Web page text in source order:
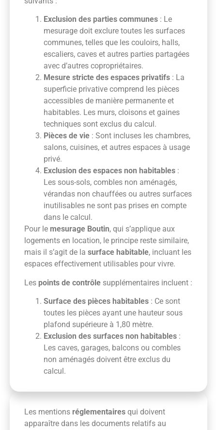
Exclusion des parties communes : Le
mesurage doit exclure toutes les surfaces
communes, telles que les couloirs, halls,
escaliers, caves et autres parties partagées
avec d’autres copropriétaires.
Mesure stricte des espaces privatifs : La
superficie privative comprend les pièces
accessibles de manière permanente et
habitables. Les murs, cloisons et gaines
techniques sont exclus du calcul.
Pièces de vie : Sont incluses les chambres,
salons, cuisines, et autres espaces à usage
privé.
Exclusion des espaces non habitables :
Les sous-sols, combles non aménagés,
vérandas non chauffées ou autres surfaces
inutilisables ne sont pas prises en compte
dans le calcul.
Pour le mesurage Boutin, qui s’applique aux
logements en location, le principe reste similaire,
mais il s’agit de la surface habitable, incluant les
espaces effectivement utilisables pour vivre.
Les points de contrôle supplémentaires incluent :
Surface des pièces habitables : Ce sont
toutes les pièces ayant une hauteur sous
plafond supérieure à 1,80 mètre.
Exclusion des surfaces non habitables :
Les caves, garages, balcons ou combles
non aménagés doivent être exclus du
calcul.
Les mentions réglementaires qui doivent
apparaître dans les documents relatifs au